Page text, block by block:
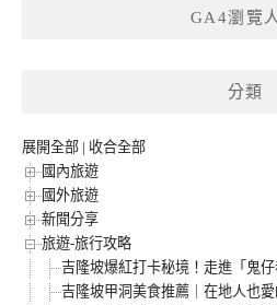
GA4瀏覽
分類
展開全部 | 收合全部
國內旅遊
國外旅遊
新聞分享
旅遊-旅行攻略
吉隆坡爆紅打卡秘境！走進「鬼
吉隆坡甲洞美食推薦｜在地人也